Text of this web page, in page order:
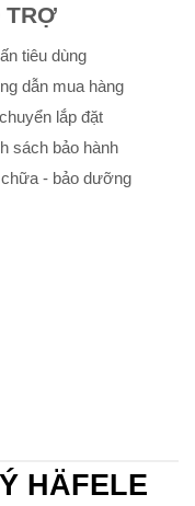
TRỢ
tiêu dùng
dẫn mua hàng
lắp đặt
sách bảo hành
- bảo dưỡng
HÄFELE